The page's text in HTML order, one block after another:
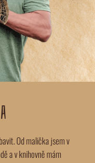
Od malička jsem v
a v knihovně mám